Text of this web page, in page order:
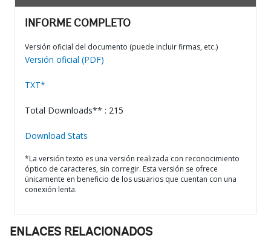
INFORME COMPLETO
Versión oficial del documento (puede incluir firmas, etc.)
Versión oficial (PDF)
TXT*
Total Downloads** : 215
Download Stats
*La versión texto es una versión realizada con reconocimiento
óptico de caracteres, sin corregir. Esta versión se ofrece
únicamente en beneficio de los usuarios que cuentan con una
conexión lenta.
ENLACES RELACIONADOS